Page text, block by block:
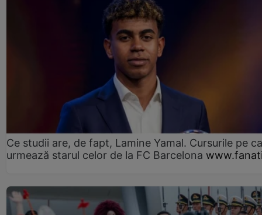
Ce studii are, de fapt, Lamine Yamal. Cursurile pe
urmează starul celor de la FC Barcelona